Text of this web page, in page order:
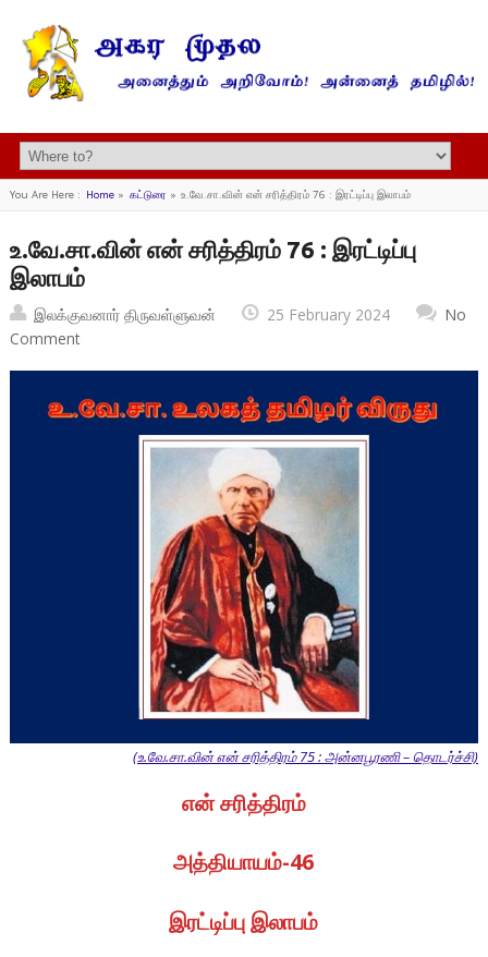
You Are Here : Home» கட்டுரை » உ.வே.சா.வின் என் சரித்திரம் 76 : இரட்டிப்பு இலாபம்
உ.வே.சா.வின் என் சரித்திரம் 76 : இரட்டிப்பு
இலாபம்
இலக்குவனார் திருவள்ளுவன் 25 February 2024
No
Comment
(உ.வே.சா.வின் என் சரித்திரம் 75 : அன்னபூரணி – தொடர்ச்சி)
என் சரித்திரம்
அத்தியாயம்-46
இரட்டிப்பு இலாபம்